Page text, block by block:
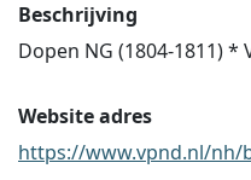
Beschrijving
Dopen NG (1804-1811) *
Website adres
https://www.vpnd.nl/nh/